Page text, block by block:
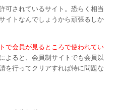
可されているサイト。恐らく相当
イトなんでしょうから頑張るしか
で会員が見るところで使われてい
よると、会員制サイトでも会員以
を行ってクリアすれば特に問題な